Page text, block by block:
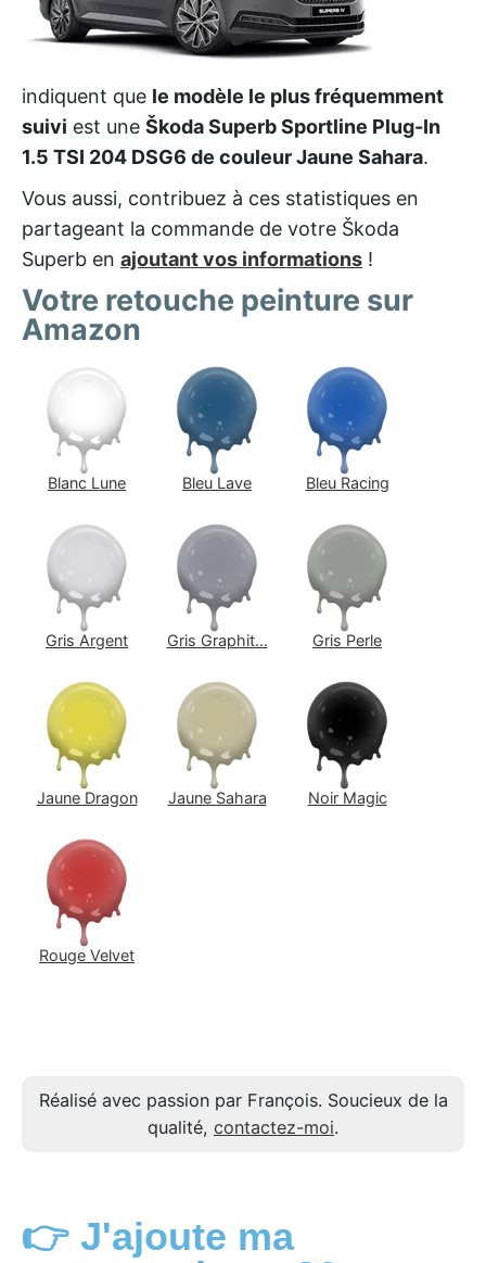
indiquent que le modèle le plus fréquemment
suivi est une Škoda Superb Sportline Plug-In
1.5 TSI 204 DSG6 de couleur Jaune Sahara.
Vous aussi, contribuez à ces statistiques en
partageant la commande de votre Škoda
Superb en ajoutant vos informations !
Votre retouche peinture sur
Amazon
Blanc Lune Bleu Lave Bleu Racing
Gris Argent Gris Graphit... Gris Perle
Jaune Dragon Jaune Sahara Noir Magic
Rouge Velvet
Réalisé avec passion par François. Soucieux de la
qualité, contactez-moi.
👉 J'ajoute ma